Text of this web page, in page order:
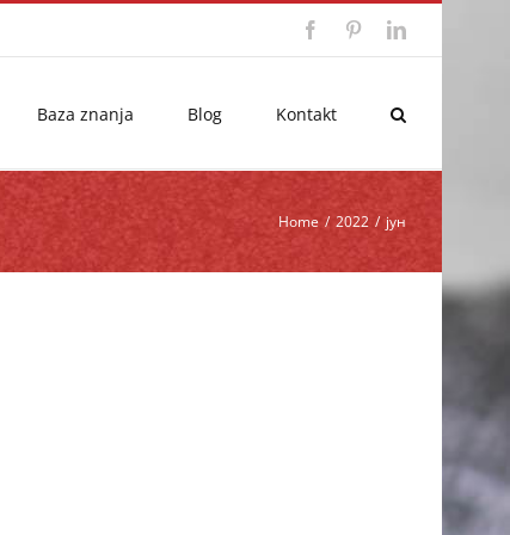
FacebookPinterestLinkedIn
Baza znanja Blog Kontakt
Home / 2022 / јун